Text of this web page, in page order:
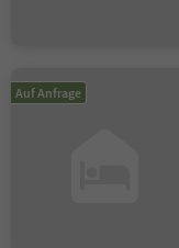
Auf Anfrage